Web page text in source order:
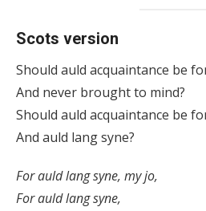
Scots version
Should auld acquaintance be
And never brought to mind?
Should auld acquaintance be
And auld lang syne?
For auld lang syne, my jo,
For auld lang syne,